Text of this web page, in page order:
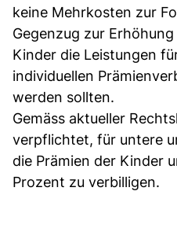
keine Mehrkosten zur
Gegenzug zur
Kinder die Leistungen
individuellen
werden sollten.
Gemäss aktueller
verpflichtet, für untere
die Prämien der Kinder
Prozent zu verbilligen.